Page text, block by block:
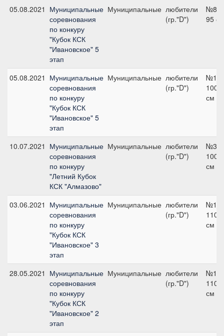
05.08.2021 Муниципальные
соревнования
по конкуру
"Кубок КСК
"Ивановское" 5
этап
Муниципальные любители
(гр."D")
№8,
95 см
05.08.2021 Муниципальные
соревнования
по конкуру
"Кубок КСК
"Ивановское" 5
этап
Муниципальные любители
(гр."D")
№18,
100
см
10.07.2021 Муниципальные
соревнования
по конкуру
"Летний Кубок
КСК "Алмазово"
Муниципальные любители
(гр."D")
№3,
100
см
03.06.2021 Муниципальные
соревнования
по конкуру
"Кубок КСК
"Ивановское" 3
этап
Муниципальные любители
(гр."D")
№19,
110
см
28.05.2021 Муниципальные
соревнования
по конкуру
"Кубок КСК
"Ивановское" 2
этап
Муниципальные любители
(гр."D")
№14,
110
см